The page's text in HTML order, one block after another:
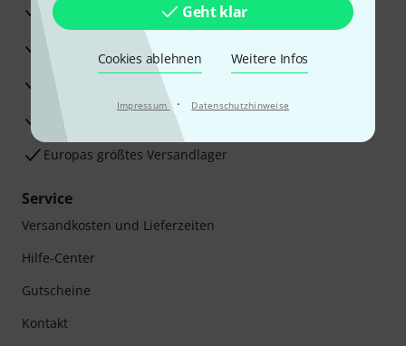
Geht klar
Cookies ablehnen Weitere Infos
Impressum · Datenschutzhinweise
30 Tage Money-Back-Garantie
Beratung durch Fachexperten
Zufriedenheitsgarantie
Europas größtes Versandlager
Service
Versandkosten und Lieferzeiten
Hilfe-Center
Gutscheine
Kontakt